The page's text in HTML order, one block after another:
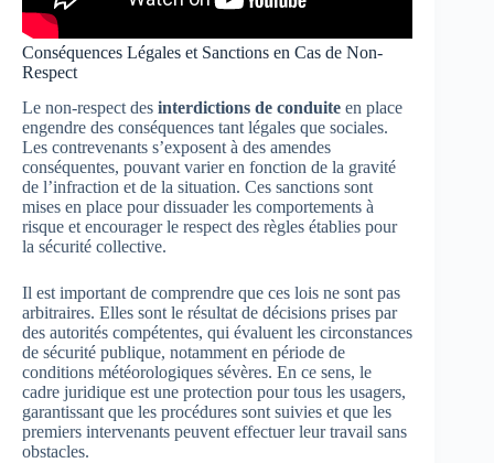
Conséquences Légales et Sanctions en Cas de Non-
Respect
Le non-respect des interdictions de conduite en place
engendre des conséquences tant légales que sociales.
Les contrevenants s’exposent à des amendes
conséquentes, pouvant varier en fonction de la gravité
de l’infraction et de la situation. Ces sanctions sont
mises en place pour dissuader les comportements à
risque et encourager le respect des règles établies pour
la sécurité collective.
Il est important de comprendre que ces lois ne sont pas
arbitraires. Elles sont le résultat de décisions prises par
des autorités compétentes, qui évaluent les circonstances
de sécurité publique, notamment en période de
conditions météorologiques sévères. En ce sens, le
cadre juridique est une protection pour tous les usagers,
garantissant que les procédures sont suivies et que les
premiers intervenants peuvent effectuer leur travail sans
obstacles.